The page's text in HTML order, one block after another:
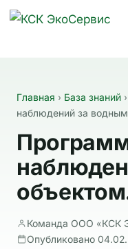
Главная › База знаний ›
наблюдений за
Команда ООО «КСК
Опубликовано